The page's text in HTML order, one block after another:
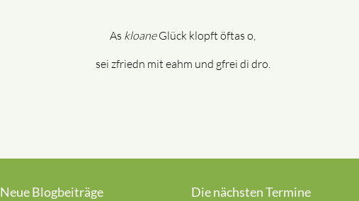
As kloaneGlück klopft öftas o,
sei zfriedn mit eahm und gfrei di dro.
Neue Blogbeiträge Die nächsten Termine